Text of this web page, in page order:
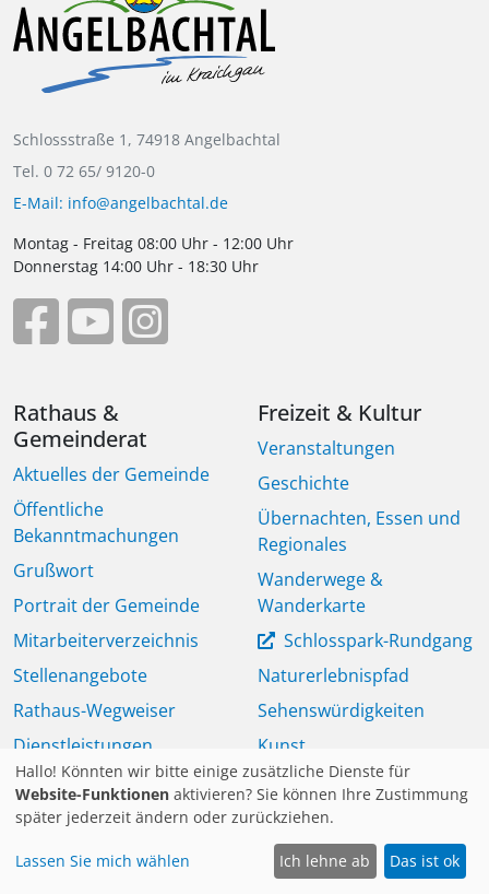
Schlossstraße 1, 74918 Angelbachtal
Tel. 0 72 65/ 9120-0
E-Mail: info@angelbachtal.de
Montag - Freitag 08:00 Uhr - 12:00 Uhr
Donnerstag 14:00 Uhr - 18:30 Uhr
Rathaus &
Gemeinderat
Aktuelles der Gemeinde
Öffentliche
Bekanntmachungen
Grußwort
Portrait der Gemeinde
Mitarbeiterverzeichnis
Stellenangebote
Rathaus-Wegweiser
Dienstleistungen,
Gebühren & Satzungen
Gemeinderat
Freizeit & Kultur
Veranstaltungen
Geschichte
Übernachten, Essen und
Regionales
Wanderwege &
Wanderkarte
Schlosspark-Rundgang
Naturerlebnispfad
Sehenswürdigkeiten
Kunst
Tourismus
Hallo! Könnten wir bitte einige zusätzliche Dienste für
Website-Funktionen aktivieren? Sie können Ihre Zustimmung
später jederzeit ändern oder zurückziehen.
Lassen Sie mich wählen Ich lehne ab Das ist ok